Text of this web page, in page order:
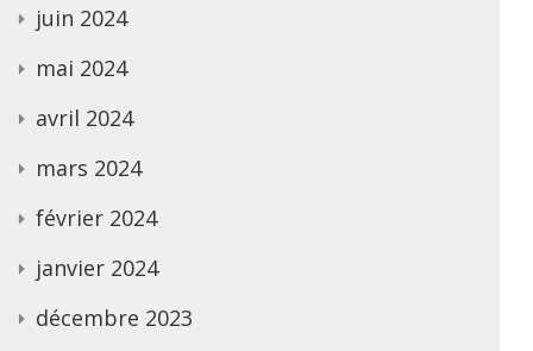
juin 2024
mai 2024
avril 2024
mars 2024
février 2024
janvier 2024
décembre 2023